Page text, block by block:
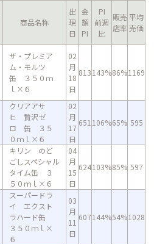
商品名称
出
現
日
金
額
PI
PI
前週
比
販売
店率
平均
売価
ザ・プレミア
ム・モルツ
缶 ３５０ｍ
ｌ×６
02
月
18
日
813143%86%1169
クリアアサ
ヒ 贅沢ゼ
ロ 缶 ３５
０ｍｌ×６
02
月
17
日
651 106%65% 595
キリン のど
ごしスペシャル
タイム缶 ３
５０ｍｌ×６
04
月
15
日
624103%85% 597
スーパードラ
イ エクスト
ラハード缶
３５０ｍｌ×
６
03
月
11
日
607144%54%1028